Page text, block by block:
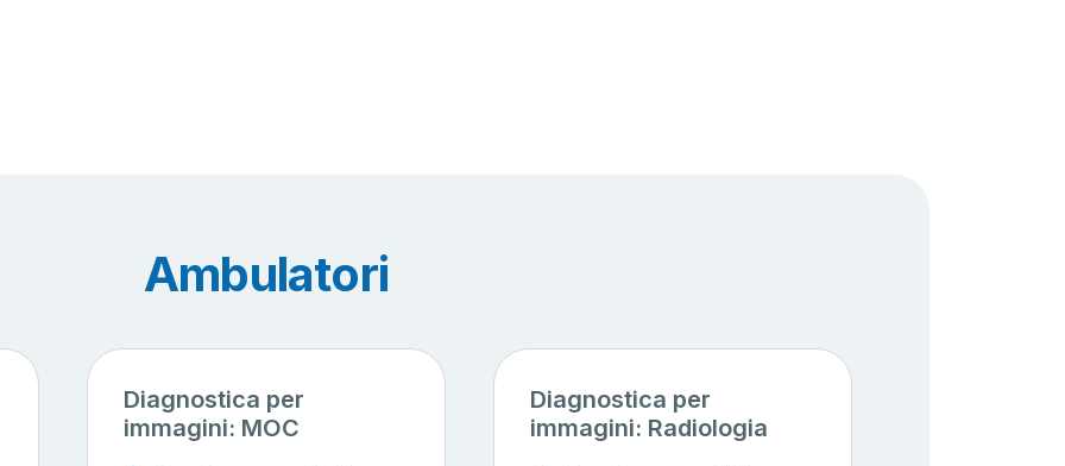
Ambulatori
Diagnostica per
immagini: MOC
Diagnostica per
immagini: Radiologia